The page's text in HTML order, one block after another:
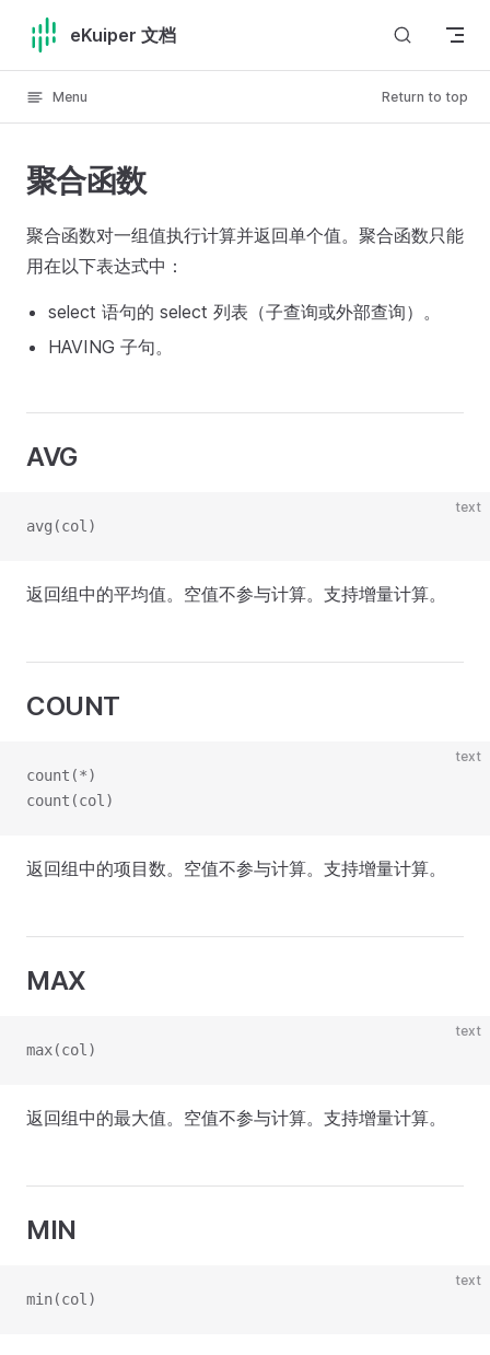
Skip to content
eKuiper 文档
Menu Return to top
聚合函数
聚合函数对一组值执行计算并返回单个值。聚合函数只能
用在以下表达式中：
select 语句的 select 列表（子查询或外部查询）。
HAVING 子句。
AVG
text
avg(col)
返回组中的平均值。空值不参与计算。支持增量计算。
COUNT
text
count(*)
count(col)
返回组中的项目数。空值不参与计算。支持增量计算。
MAX
text
max(col)
返回组中的最大值。空值不参与计算。支持增量计算。
MIN
text
min(col)